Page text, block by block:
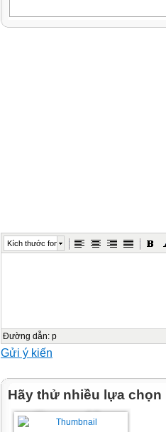
Sinh sản bào tử
Đại diện
Kích thước font
Đường dẫn: p
Gửi ý kiến
Hãy thử nhiều lựa chọn